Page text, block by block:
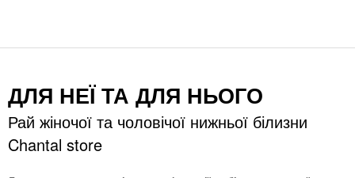
ДЛЯ НЕЇ ТА ДЛЯ НЬОГО
Рай жіночої та чоловічої нижньої білизни
Chantal store